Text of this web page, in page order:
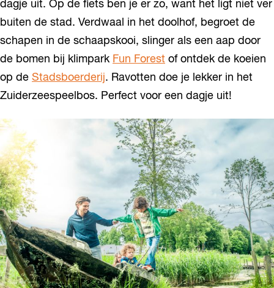
dagje uit. Op de fiets ben je er zo, want het ligt niet ver
buiten de stad. Verdwaal in het doolhof, begroet de
schapen in de schaapskooi, slinger als een aap door
de bomen bij klimpark Fun Forest of ontdek de koeien
op de Stadsboerderij. Ravotten doe je lekker in het
Zuiderzeespeelbos. Perfect voor een dagje uit!